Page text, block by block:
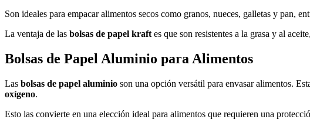
Son ideales para empacar alimentos secos como granos, nueces, galletas y pan,
La ventaja de las bolsas de papel kraft es que son resistentes a la grasa y al
Bolsas de Papel Aluminio para Alimentos
Las bolsas de papel aluminio son una opción versátil para envasar alimentos.
oxígeno.
Esto las convierte en una elección ideal para alimentos que requieren una